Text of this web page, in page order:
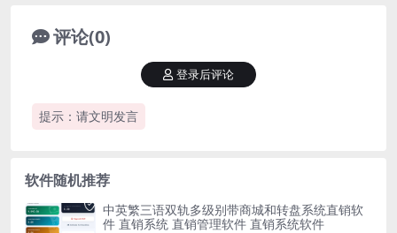
评论(0)
提示：请文明发言
登录后评论
软件随机推荐
中英繁三语双轨多级别带商城和转盘系统直销软
件 直销系统 直销管理软件 直销系统软件